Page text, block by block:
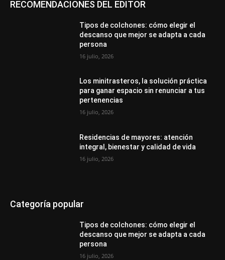
RECOMENDACIONES DEL EDITOR
Tipos de colchones: cómo elegir el
descanso que mejor se adapta a cada
persona
16 julio, 2026
Los minitrasteros, la solución práctica
para ganar espacio sin renunciar a tus
pertenencias
16 julio, 2026
Residencias de mayores: atención
integral, bienestar y calidad de vida
16 julio, 2026
Categoría popular
Tipos de colchones: cómo elegir el
descanso que mejor se adapta a cada
persona
16 julio, 2026